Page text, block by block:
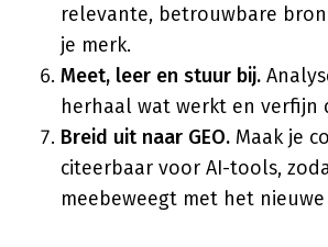
relevante, betrouwbare
je merk.
Meet, leer en stuur bij.
herhaal wat werkt en verfijn
Breid uit naar GEO. Maak je
citeerbaar voor AI-tools,
meebeweegt met het